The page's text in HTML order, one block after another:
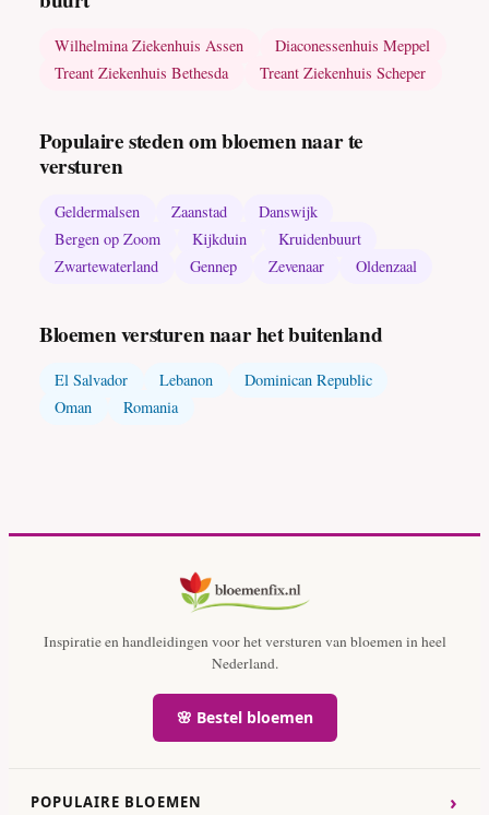
Wilhelmina Ziekenhuis Assen
Diaconessenhuis Meppel
Treant Ziekenhuis Bethesda
Treant Ziekenhuis Scheper
Populaire steden om bloemen naar te
versturen
Geldermalsen Zaanstad
Danswijk
Bergen op Zoom
Kijkduin
Kruidenbuurt
Zwartewaterland
Gennep Zevenaar Oldenzaal
Bloemen versturen naar het buitenland
El Salvador Lebanon
Dominican Republic
Oman
Romania
Inspiratie en handleidingen voor het versturen van bloemen in heel
Nederland.
🌸 Bestel bloemen
POPULAIRE BLOEMEN ›